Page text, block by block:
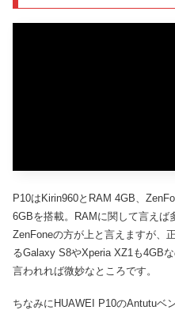
P10はKirin960とRAM 4GB、
6GBを搭載。RAMに関して言えば
ZenFoneの方が上と言えますが、
るGalaxy S8やXperia XZ1も4GB
言われれば微妙なところです。
ちなみにHUAWEI P10のAntutuベ